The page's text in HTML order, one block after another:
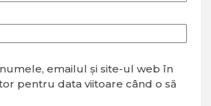
emailul și site-ul web în
pentru data viitoare când o să